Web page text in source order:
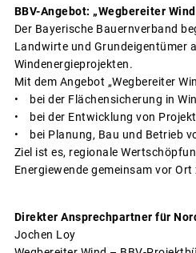
BBV-Angebot: „Wegbereiter
Der Bayerische Bauernverband
Landwirte und Grundeigentümer
Windenergieprojekten.
Mit dem Angebot „Wegbereiter
• bei der Flächensicherung in
• bei der Entwicklung von
• bei Planung, Bau und Betrieb
Ziel ist es, regionale
Energiewende gemeinsam vor
Direkter Ansprechpartner für
Jochen Loy